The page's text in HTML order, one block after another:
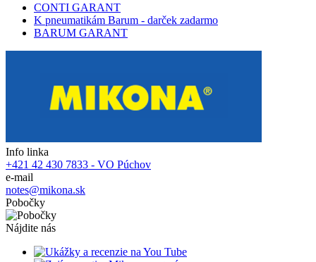
CONTI GARANT
K pneumatikám Barum - darček zadarmo
BARUM GARANT
Info linka
+421 42 430 7833 - VO Púchov
e-mail
notes@mikona.sk
Pobočky
Nájdite nás